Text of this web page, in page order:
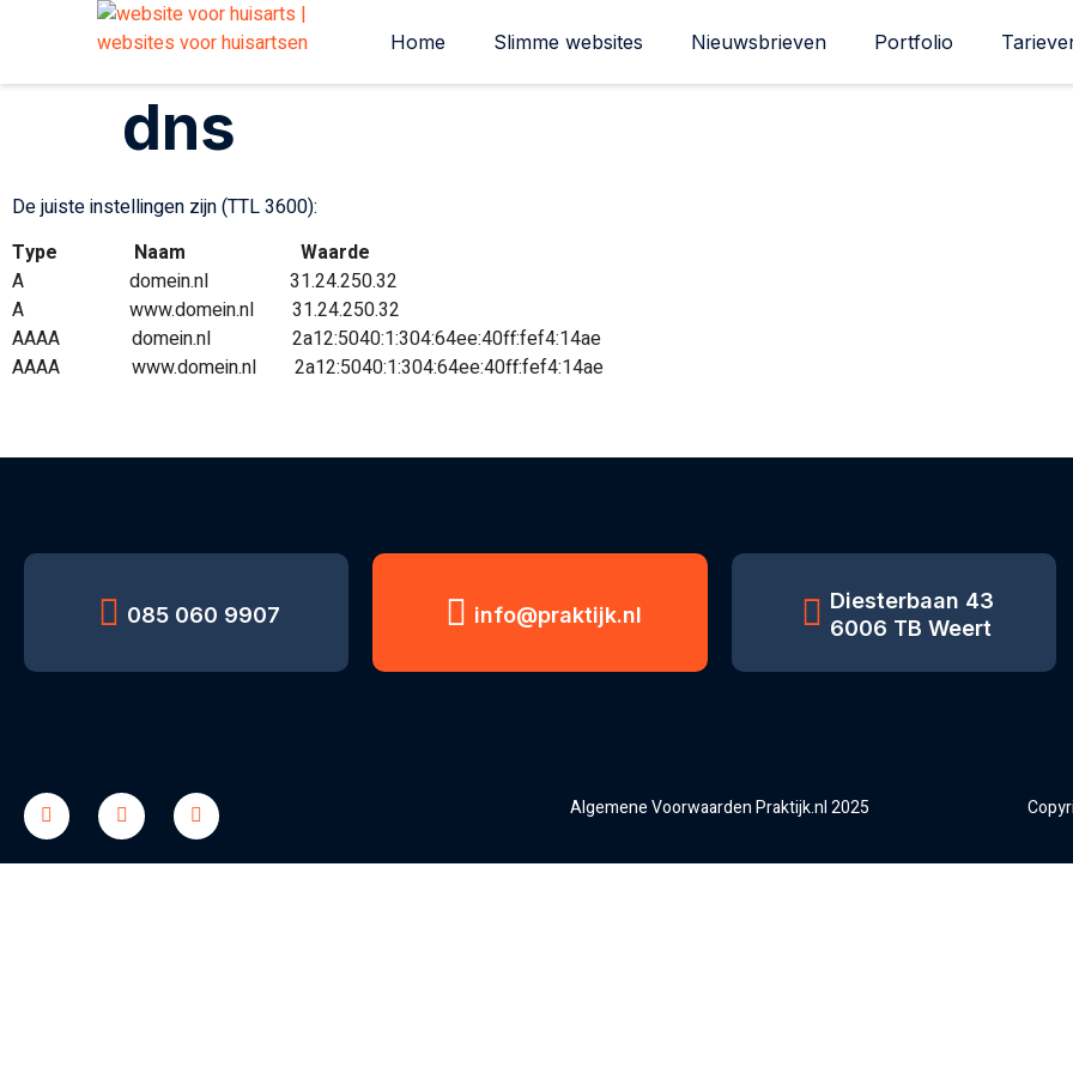
Home Slimme websites Nieuwsbrieven Portfolio
dns
De juiste instellingen zijn (TTL 3600):
Type
Naam
Waarde
A
domein.nl
31.24.250.32
A
www.domein.nl
31.24.250.32
AAAA domein.nl 2a12:5040:1:304:64ee:40ff:fef4:14ae
AAAA www.domein.nl 2a12:5040:1:304:64ee:40ff:fef4:14ae
085 060 9907 info@praktijk.nl
Diesterbaan 43
6006 TB Weert
Algemene Voorwaarden Praktijk.nl 2025